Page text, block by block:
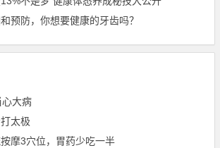
预防，你想要健康的牙齿吗？
大病
太极
摩3穴位，胃药少吃一半